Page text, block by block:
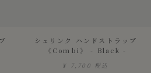
シュリンク ハンドストラップ
《Combi》 - Black -
¥ 7,700 税込